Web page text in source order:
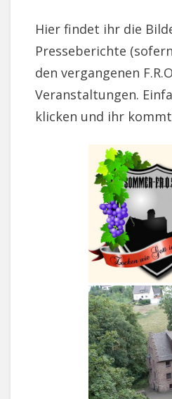
Hier findet ihr die
Presseberichte
den vergangenen
Veranstaltungen.
klicken und ihr